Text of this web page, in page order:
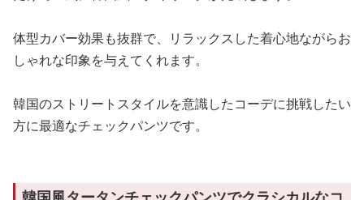
体型カバー効果も抜群で、リラックスした着心地ながらお
しゃれな印象を与えてくれます。
韓国のストリートスタイルを意識したコーデに挑戦したい
方に最適なチェックパンツです。